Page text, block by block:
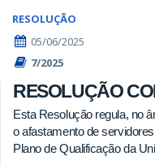
RESOLUÇÃO
05/06/2025
7/2025
RESOLUÇÃO
Esta Resolução regula, no
o afastamento de
Plano de Qualificação da